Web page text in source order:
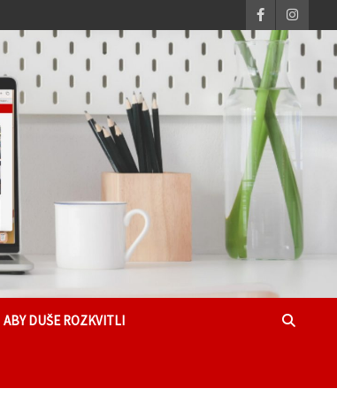
ABY DUŠE ROZKVITLI